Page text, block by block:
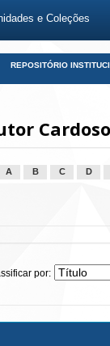
e Coleções
REPOSITÓRIO
A B C D
por: